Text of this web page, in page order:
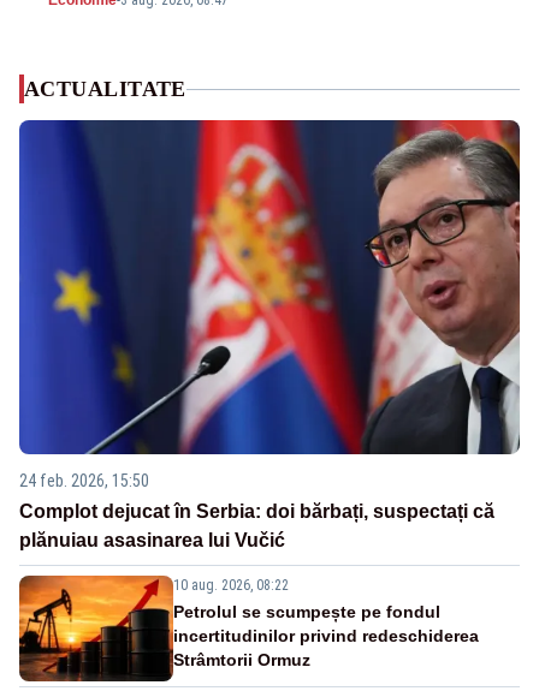
ACTUALITATE
24 feb. 2026, 15:50
Complot dejucat în Serbia: doi bărbați, suspectați că
plănuiau asasinarea lui Vučić
10 aug. 2026, 08:22
Petrolul se scumpește pe fondul
incertitudinilor privind redeschiderea
Strâmtorii Ormuz